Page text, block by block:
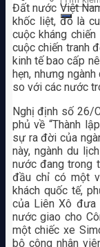
Đất nước Việt
khốc liệt, đó là
cuộc kháng
cuộc chiến tranh
kinh tế bao cấp
hẹn, nhưng
so với các nước
Nghị định số 26/
phủ về “Thành
sự ra đời của
này, ngành du
nước đang trong
đầu chỉ có một
khách quốc tế,
của Liên Xô đưa
nước giao cho
một chiếc xe
bộ công nhân